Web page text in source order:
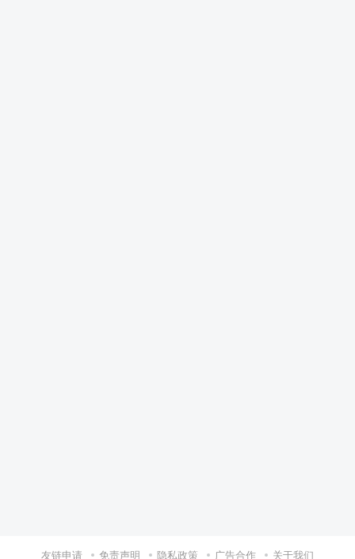
友链申请 免责声明 隐私政策 广告合作 关于我们